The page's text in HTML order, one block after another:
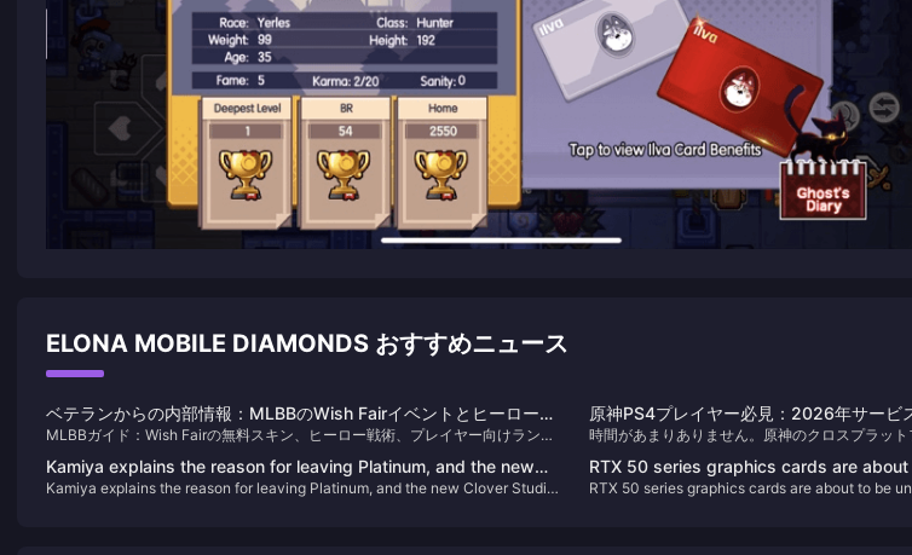
ELONA MOBILE DIAMONDS おすすめニュース
ベテランからの内部情報：MLBBのWish Fairイベントとヒーローク
ライミング戦略
MLBBガイド：Wish Fairの無料スキン、ヒーロー戦術、プレイヤー向けランキ
原神PS4プレイヤー必見：2026年サービ
略
時間があまりありません。原神のクロスプラッ
ーにとってかなりの試練であると言わざるを得ま
ありません。一つずつ解決していきましょう。
Kamiya explains the reason for leaving Platinum, and the new
Clover Studio business is jointly developed
Kamiya explains the reason for leaving Platinum, and the new Clover Studio
RTX 50 series graphics cards are
details of RTX 5070 Ti exposed
RTX 50 series graphics cards are about to be